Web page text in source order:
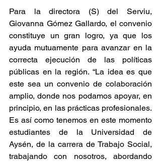
Para la directora (S) del Serviu,
Giovanna Gómez Gallardo, el convenio
constituye un gran logro, ya que los
ayuda mutuamente para avanzar en la
correcta ejecución de las políticas
públicas en la región. “La idea es que
este sea un convenio de colaboración
amplio, donde nos podamos apoyar, en
principio, en las prácticas profesionales.
Es así como tenemos en este momento
estudiantes de la Universidad de
Aysén, de la carrera de Trabajo Social,
trabajando con nosotros, abordando